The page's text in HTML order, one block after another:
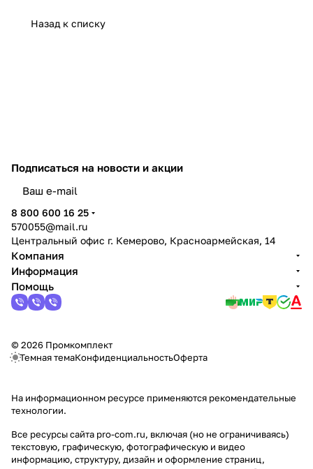
Назад к списку
Подписаться на новости и акции
8 800 600 16 25
570055@mail.ru
Центральный офис г. Кемерово, Красноармейская, 14
Компания
Информация
Помощь
© 2026 Промкомплект
Темная темаКонфиденциальностьОферта
На информационном ресурсе применяются рекомендательные
технологии.
Все ресурсы сайта pro-com.ru, включая (но не ограничиваясь)
текстовую, графическую, фотографическую и видео
информацию, структуру, дизайн и оформление страниц,